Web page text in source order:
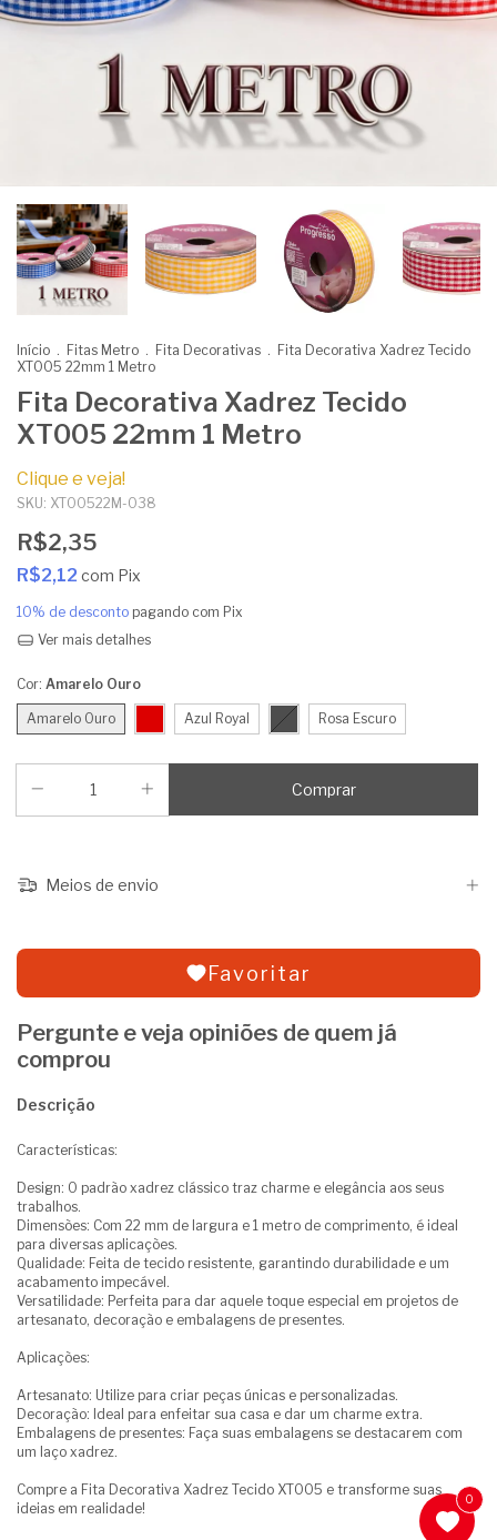
Início . Fitas Metro . Fita Decorativas . Fita Decorativa Xadrez Tecido
XT005 22mm 1 Metro
Fita Decorativa Xadrez Tecido
XT005 22mm 1 Metro
Clique e veja!
SKU: XT00522M-038
R$2,35
R$2,12 com Pix
10% de desconto pagando com Pix
Ver mais detalhes
Cor: Amarelo Ouro
Amarelo Ouro Azul Royal Rosa Escuro
Meios de envio
Favoritar
Pergunte e veja opiniões de quem já
comprou
Descrição
Características:
Design: O padrão xadrez clássico traz charme e elegância aos seus
trabalhos.
Dimensões: Com 22 mm de largura e 1 metro de comprimento, é ideal
para diversas aplicações.
Qualidade: Feita de tecido resistente, garantindo durabilidade e um
acabamento impecável.
Versatilidade: Perfeita para dar aquele toque especial em projetos de
artesanato, decoração e embalagens de presentes.
Aplicações:
Artesanato: Utilize para criar peças únicas e personalizadas.
Decoração: Ideal para enfeitar sua casa e dar um charme extra.
Embalagens de presentes: Faça suas embalagens se destacarem com
um laço xadrez.
Compre a Fita Decorativa Xadrez Tecido XT005 e transforme suas
ideias em realidade!
0